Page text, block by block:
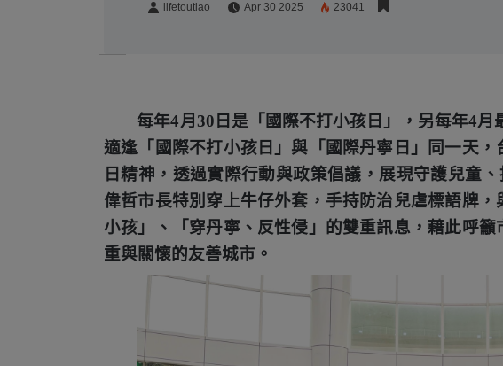
lifetoutiao Apr 30 2025 23041
每年4月 30 日是「國際不打小孩日」，另每年4月
適逢「國際不打小孩日」與「國際丹寧日」同一天
日精神，透過實際行動與政策倡議，展現守護兒童
偉哲市長特別穿上牛仔外套，手持防治兒虐標語牌
小孩」、「穿丹寧、反性侵」的雙重訊息，藉此呼
重與關懷的友善城市。